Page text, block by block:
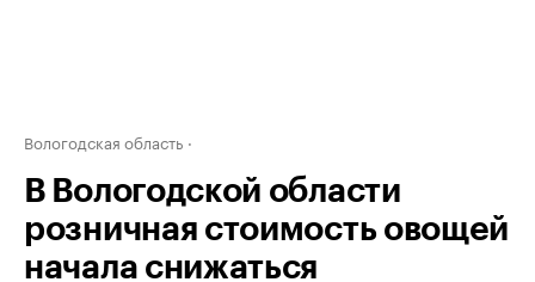
Вологодская область
В Вологодской области
розничная стоимость овощей
начала снижаться